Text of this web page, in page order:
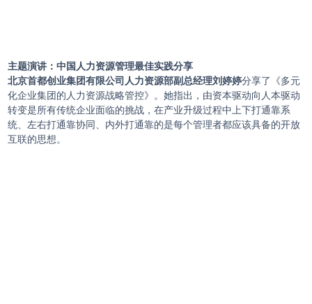
主题演讲：中国人力资源管理最佳实践分享
北京首都创业集团有限公司人力资源部副总经理刘婷婷分享了《多元
化企业集团的人力资源战略管控》。她指出，由资本驱动向人本驱动
转变是所有传统企业面临的挑战，在产业升级过程中上下打通靠系
统、左右打通靠协同、内外打通靠的是每个管理者都应该具备的开放
互联的思想。